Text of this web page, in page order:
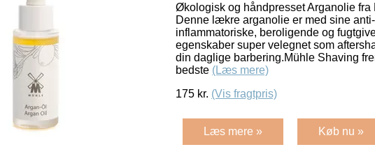
Økologisk og håndpresset Arganolie fra
Denne lækre arganolie er med sine anti-
inflammatoriske, beroligende og
egenskaber super velegnet som
din daglige barbering.Mühle Shaving
bedste (Læs mere)
175 kr. (Vis fragtpris)
Læs mere » Køb nu »